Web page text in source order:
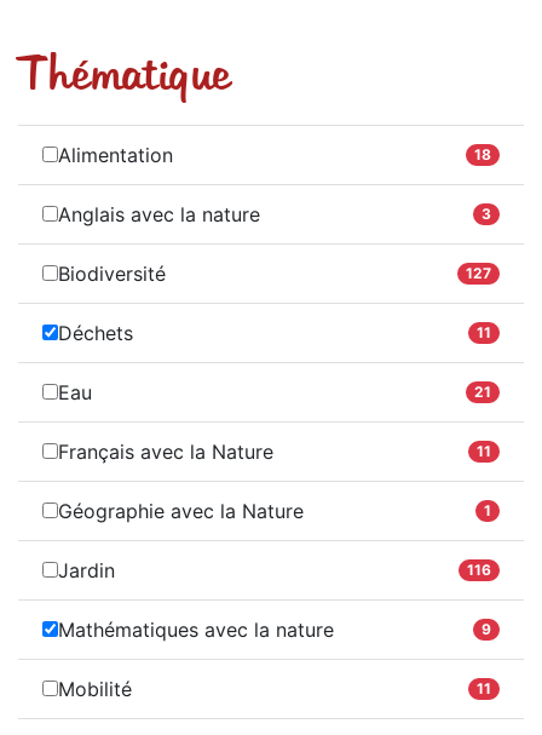
Thématique
Alimentation 18
Anglais avec la nature 3
Biodiversité 127
Déchets 11
Eau 21
Français avec la Nature 11
Géographie avec la Nature 1
Jardin 116
Mathématiques avec la nature 9
Mobilité 11